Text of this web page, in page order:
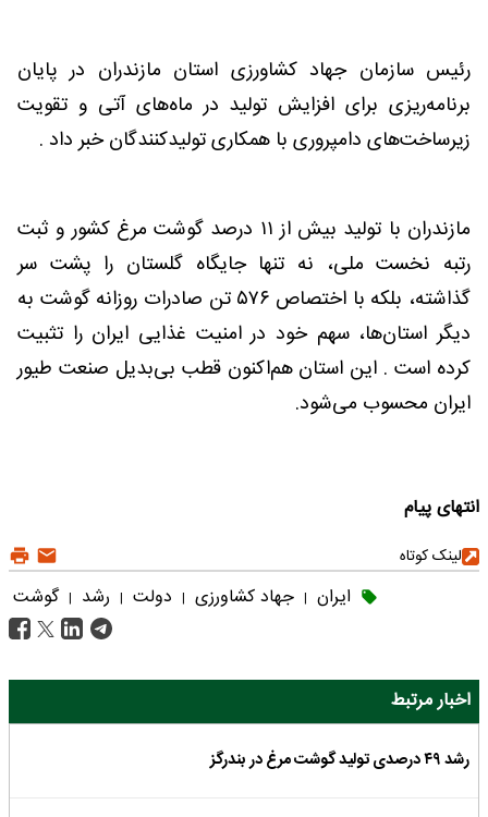
رئیس سازمان جهاد کشاورزی استان مازندران در پایان
برنامه‌ریزی برای افزایش تولید در ماه‌های آتی و تقویت
زیرساخت‌های دامپروری با همکاری تولیدکنندگان خبر داد .
مازندران با تولید بیش از ۱۱ درصد گوشت مرغ کشور و ثبت
رتبه نخست ملی، نه تنها جایگاه گلستان را پشت سر
گذاشته، بلکه با اختصاص ۵۷۶ تن صادرات روزانه گوشت به
دیگر استان‌ها، سهم خود در امنیت غذایی ایران را تثبیت
کرده است . این استان هم‌اکنون قطب بی‌بدیل صنعت طیور
ایران محسوب می‌شود.
انتهای پیام
لینک کوتاه
ایران | جهاد کشاورزی | دولت | رشد | گوشت
اخبار مرتبط
رشد ۴۹ درصدی تولید گوشت مرغ در بندرگز